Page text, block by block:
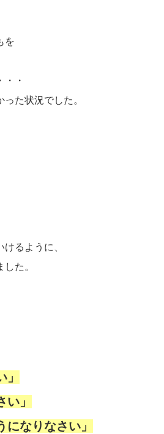
を
・
た状況でした。
るように、
た。
い」
になりなさい」